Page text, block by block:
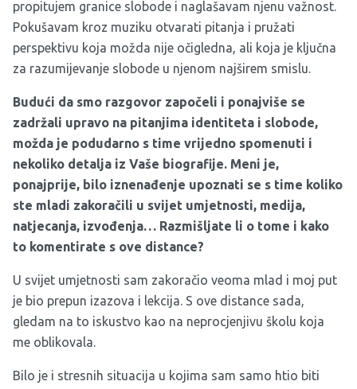
propitujem granice slobode i naglašavam njenu važnost.
Pokušavam kroz muziku otvarati pitanja i pružati
perspektivu koja možda nije očigledna, ali koja je ključna
za razumijevanje slobode u njenom najširem smislu.
Budući da smo razgovor započeli i ponajviše se
zadržali upravo na pitanjima identiteta i slobode,
možda je podudarno s time vrijedno spomenuti i
nekoliko detalja iz Vaše biografije. Meni je,
ponajprije, bilo iznenađenje upoznati se s time koliko
ste mladi zakoračili u svijet umjetnosti, medija,
natjecanja, izvođenja… Razmišljate li o tome i kako
to komentirate s ove distance?
U svijet umjetnosti sam zakoračio veoma mlad i moj put
je bio prepun izazova i lekcija. S ove distance sada,
gledam na to iskustvo kao na neprocjenjivu školu koja
me oblikovala.
Bilo je i stresnih situacija u kojima sam samo htio biti